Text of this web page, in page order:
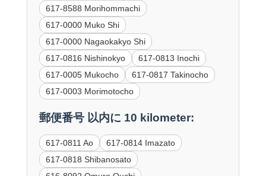
617-8588 Morihommachi
617-0000 Muko Shi
617-0000 Nagaokakyo Shi
617-0816 Nishinokyo
617-0813 Inochi
617-0005 Mukocho
617-0817 Takinocho
617-0003 Morimotocho
郵便番号 以内に 10 kilometer:
617-0811 Ao
617-0814 Imazato
617-0818 Shibanosato